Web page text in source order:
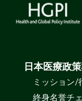
日本医療政
ミッション/
終身名誉チ